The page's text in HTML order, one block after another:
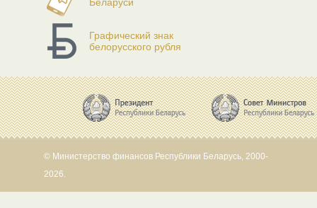
Графический знак
белорусского рубля
© Министерство финансов Республики Беларусь, 2000-
2026.